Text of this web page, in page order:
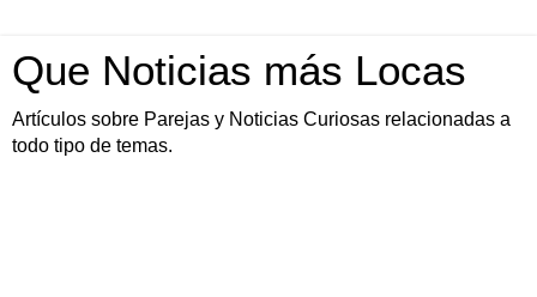
Que Noticias más Locas
Artículos sobre Parejas y Noticias Curiosas relacionadas a
todo tipo de temas.